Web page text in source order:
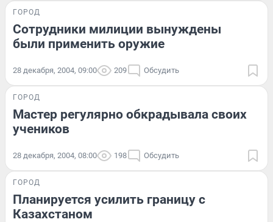
ГОРОД
Сотрудники милиции вынуждены
были применить оружие
28 декабря, 2004, 09:00 209 Обсудить
ГОРОД
Мастер регулярно обкрадывала своих
учеников
28 декабря, 2004, 08:00 198 Обсудить
ГОРОД
Планируется усилить границу с
Казахстаном